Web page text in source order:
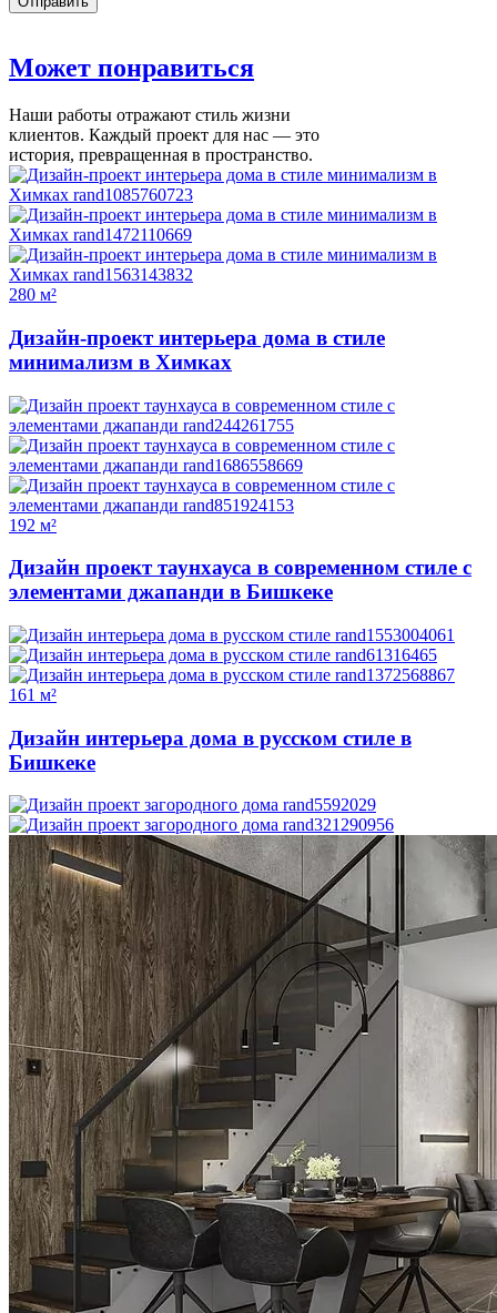
Может понравиться
Наши работы отражают стиль жизни
клиентов. Каждый проект для нас — это
история, превращенная в пространство.
280 м²
Дизайн-проект интерьера дома в стиле
минимализм в Химках
192 м²
Дизайн проект таунхауса в современном стиле с
элементами джапанди в Бишкеке
161 м²
Дизайн интерьера дома в русском стиле в
Бишкеке